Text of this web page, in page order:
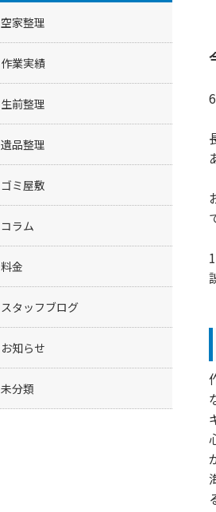
空家整理
作業実績
生前整理
遺品整理
ゴミ屋敷
コラム
料金
スタッフブログ
お知らせ
未分類